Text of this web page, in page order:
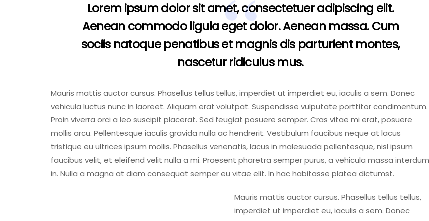
Lorem ipsum dolor sit amet, consectetuer adipiscing elit.
Aenean commodo ligula eget dolor. Aenean massa. Cum
sociis natoque penatibus et magnis dis parturient montes,
nascetur ridiculus mus.
Mauris mattis auctor cursus. Phasellus tellus tellus, imperdiet ut imperdiet eu, iaculis a sem. Donec
vehicula luctus nunc in laoreet. Aliquam erat volutpat. Suspendisse vulputate porttitor condimentum.
Proin viverra orci a leo suscipit placerat. Sed feugiat posuere semper. Cras vitae mi erat, posuere
mollis arcu. Pellentesque iaculis gravida nulla ac hendrerit. Vestibulum faucibus neque at lacus
tristique eu ultrices ipsum mollis. Phasellus venenatis, lacus in malesuada pellentesque, nisl ipsum
faucibus velit, et eleifend velit nulla a mi. Praesent pharetra semper purus, a vehicula massa interdum
in. Nulla a magna at diam consequat semper eu vitae elit. In hac habitasse platea dictumst.
Mauris mattis auctor cursus. Phasellus tellus tellus,
imperdiet ut imperdiet eu, iaculis a sem. Donec